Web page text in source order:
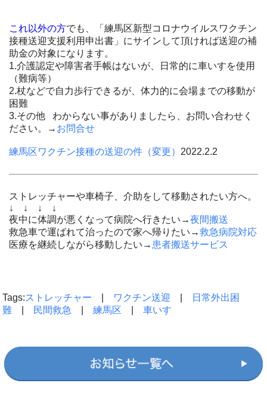
これ以外の方でも、「練馬区新型コロナウイルスワクチン
接種送迎支援利用申出書」にサインして頂ければ送迎の補
助金の対象になります。
1.介護認定や障害者手帳はないが、日常的に車いすを使用
（難病等）
2.杖などで自力歩行できるが、体力的に会場までの移動が
困難
3.その他 わからない事がありましたら、お問い合わせく
ださい。→ お問合せ
練馬区ワクチン接種の送迎の件（変更） 2022.2.2
ストレッチャーや車椅子、介助をして移動されたい方へ。
↓ ↓ ↓ ↓
夜中に体調が悪くなって病院へ行きたい→夜間搬送
救急車で運ばれて治ったので家へ帰りたい→救急病院対応
医療を継続しながら移動したい→ 患者搬送サービス
Tags:ストレッチャー ワクチン送迎
日常外出困
難
民間救急 |練馬区 |車いす